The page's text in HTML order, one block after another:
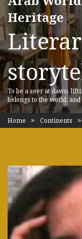
Heritage
To be a seer at dawn,
belongs to the world,
Home Continents